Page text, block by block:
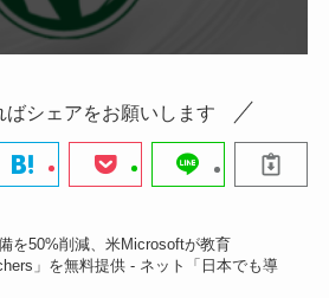
ばシェアをお願いします
を50%削減、米Microsoftが教育
」を無料提供 - ネット「日本でも導